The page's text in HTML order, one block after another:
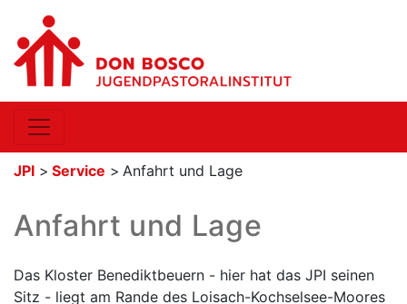
JPI > Service > Anfahrt und Lage
Anfahrt und Lage
Das Kloster Benediktbeuern - hier hat das JPI seinen
Sitz - liegt am Rande des Loisach-Kochselsee-Moores